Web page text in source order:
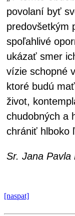
povolaní byť
predovšetkým
spoľahlivé
ukázať smer
vízie schopné
ktoré budú
život,
chudobných a
chrániť hlboko
Sr. Jana Pavla
[naspat]